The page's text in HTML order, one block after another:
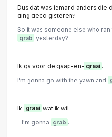
Dus dat was iemand anders die
ding deed gisteren?
So it was someone else who
grab yesterday?
Ik ga voor de gaap-en- graai .
I'm gonna go with the yawn and
Ik graai wat ik wil.
- I'm gonna grab .